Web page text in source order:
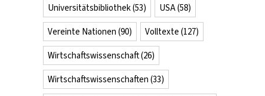
Universitätsbibliothek(53) USA(58)
Vereinte Nationen (90) Volltexte (127)
Wirtschaftswissenschaft(26)
Wirtschaftswissenschaften (33)